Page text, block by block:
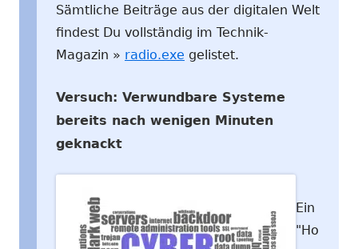
Sämtliche Beiträge aus der digitalen Welt
findest Du vollständig im Technik-
Magazin » radio.exe gelistet.
Versuch: Verwundbare Systeme
bereits nach wenigen Minuten
geknackt
Ein
"Ho